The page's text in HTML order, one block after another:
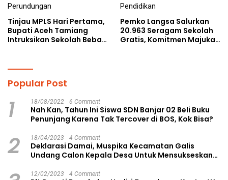
Tinjau MPLS Hari Pertama,
Bupati Aceh Tamiang
Intruksikan Sekolah Bebas
Pemko Langsa Salurkan
20.963 Seragam Sekolah
Gratis, Komitmen Majukan
Popular Post
1 18/08/2022 6 Comment
Nah Kan, Tahun Ini Siswa SDN Banjar 02 Beli Buku
Penunjang Karena Tak Tercover di BOS, Kok Bisa?
2 18/04/2023 4 Comment
Deklarasi Damai, Muspika Kecamatan Galis
Undang Calon Kepala Desa Untuk Mensukseskan
12/02/2023 4 Comment